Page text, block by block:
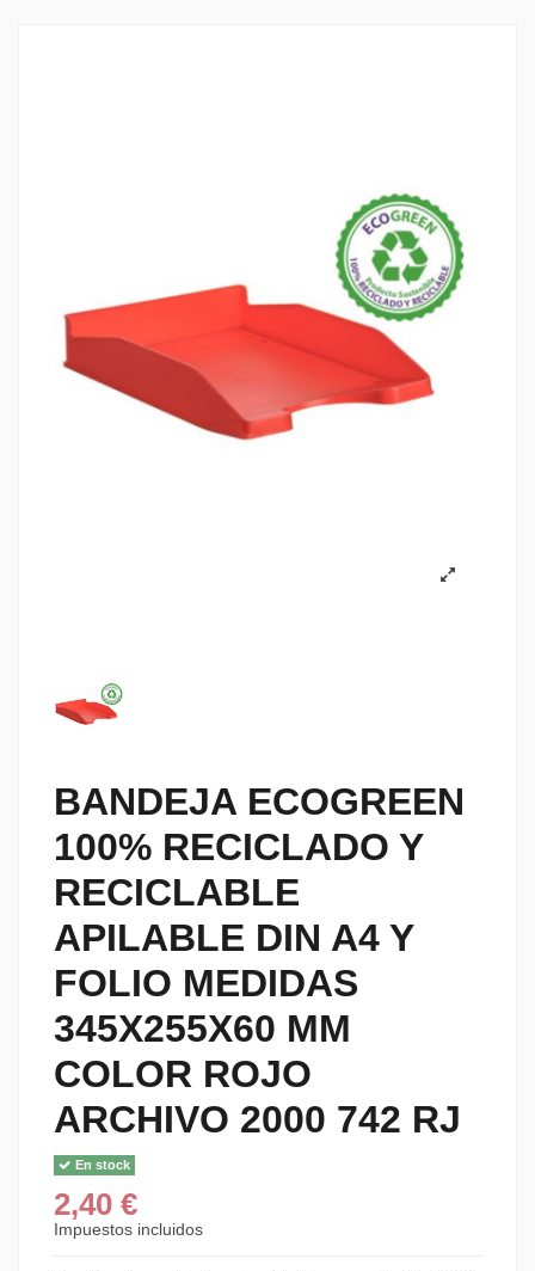
BANDEJA ECOGREEN
100% RECICLADO Y
RECICLABLE
APILABLE DIN A4 Y
FOLIO MEDIDAS
345X255X60 MM
COLOR ROJO
ARCHIVO 2000 742 RJ
En stock
2,40 €
Impuestos incluidos